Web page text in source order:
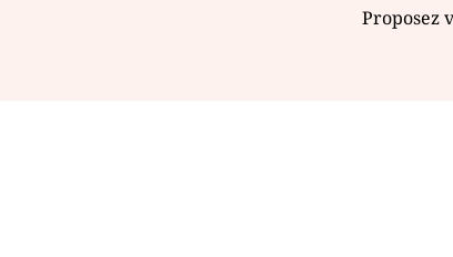
Proposez